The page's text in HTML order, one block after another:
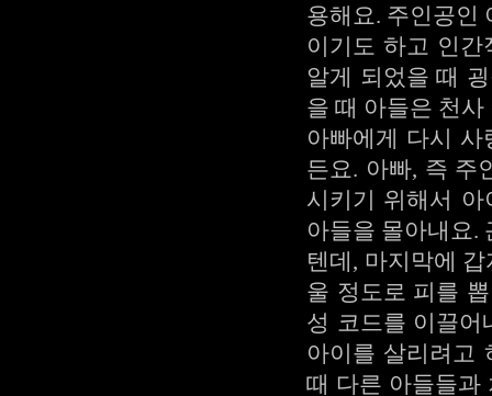
용해요. 주인공인
이기도 하고 인간
알게 되었을 때
을 때 아들은 천
아빠에게 다시
든요. 아빠, 즉 주
시키기 위해서
아들을 몰아내요.
텐데, 마지막에
울 정도로 피를
성 코드를 이끌어
아이를 살리려고
때 다른 아들들과